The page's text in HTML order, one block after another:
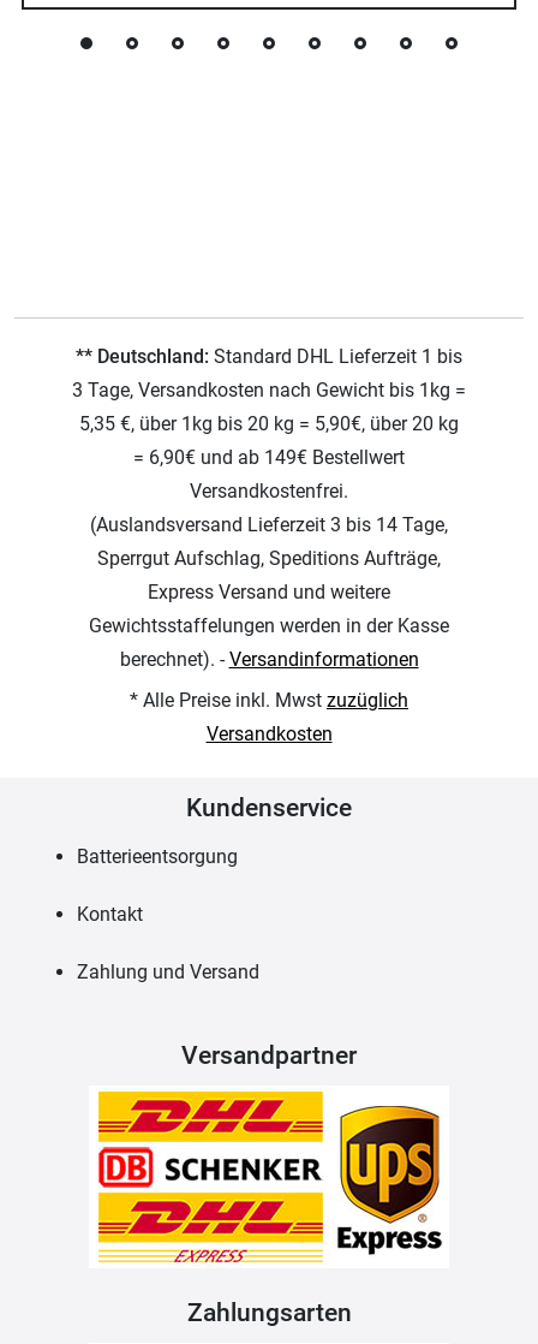
** Deutschland: Standard DHL Lieferzeit 1 bis
3 Tage, Versandkosten nach Gewicht bis 1kg =
5,35 €, über 1kg bis 20 kg = 5,90€, über 20 kg
= 6,90€ und ab 149€ Bestellwert
Versandkostenfrei.
(Auslandsversand Lieferzeit 3 bis 14 Tage,
Sperrgut Aufschlag, Speditions Aufträge,
Express Versand und weitere
Gewichtsstaffelungen werden in der Kasse
berechnet). -Versandinformationen
* Alle Preise inkl. Mwst zuzüglich
Versandkosten
Kundenservice
Batterieentsorgung
Kontakt
Zahlung und Versand
Versandpartner
Zahlungsarten